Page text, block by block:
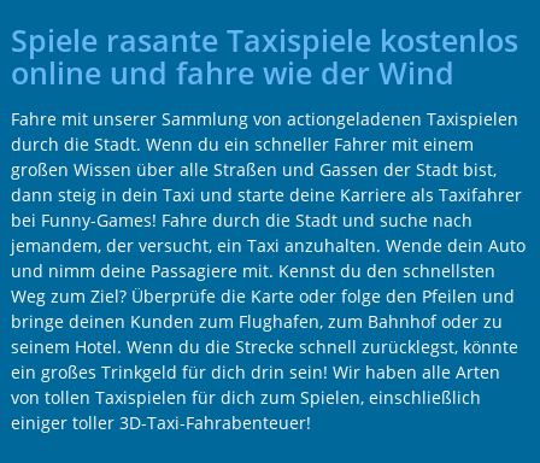
Spiele rasante Taxispiele kostenlos
online und fahre wie der Wind
Fahre mit unserer Sammlung von actiongeladenen Taxispielen
durch die Stadt. Wenn du ein schneller Fahrer mit einem
großen Wissen über alle Straßen und Gassen der Stadt bist,
dann steig in dein Taxi und starte deine Karriere als Taxifahrer
bei Funny-Games! Fahre durch die Stadt und suche nach
jemandem, der versucht, ein Taxi anzuhalten. Wende dein Auto
und nimm deine Passagiere mit. Kennst du den schnellsten
Weg zum Ziel? Überprüfe die Karte oder folge den Pfeilen und
bringe deinen Kunden zum Flughafen, zum Bahnhof oder zu
seinem Hotel. Wenn du die Strecke schnell zurücklegst, könnte
ein großes Trinkgeld für dich drin sein! Wir haben alle Arten
von tollen Taxispielen für dich zum Spielen, einschließlich
einiger toller 3D-Taxi-Fahrabenteuer!